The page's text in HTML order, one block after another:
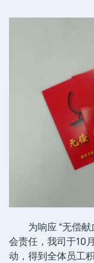
为响应 “无偿
会责任，我司于10
动，得到全体员工